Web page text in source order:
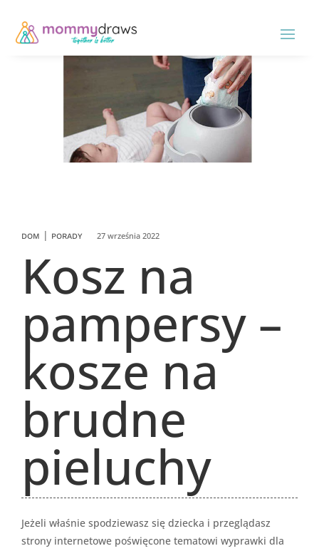
DOM | PORADY 27 września 2022
Kosz na
pampersy –
kosze na
brudne
pieluchy
Jeżeli właśnie spodziewasz się dziecka i przeglądasz
strony internetowe poświęcone tematowi wyprawki dla